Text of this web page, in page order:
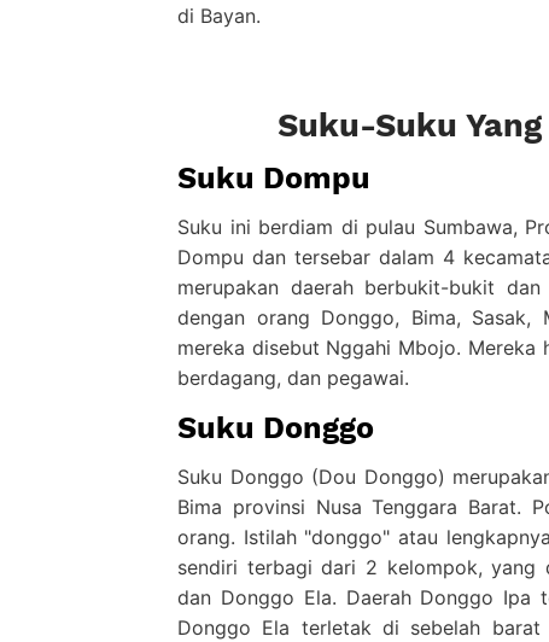
di Bayan.
Suku-Suku
Suku Dompu
Suku ini berdiam di pulau Sumbawa,
Dompu dan tersebar dalam 4
merupakan daerah berbukit-bukit
dengan orang Donggo, Bima, Sasak,
mereka disebut Nggahi Mbojo. Mereka
berdagang, dan pegawai.
Suku Donggo
Suku Donggo (Dou Donggo)
Bima provinsi Nusa Tenggara Barat.
orang. Istilah "donggo" atau
sendiri terbagi dari 2 kelompok, yang
dan Donggo Ela. Daerah Donggo Ipa
Donggo Ela terletak di sebelah